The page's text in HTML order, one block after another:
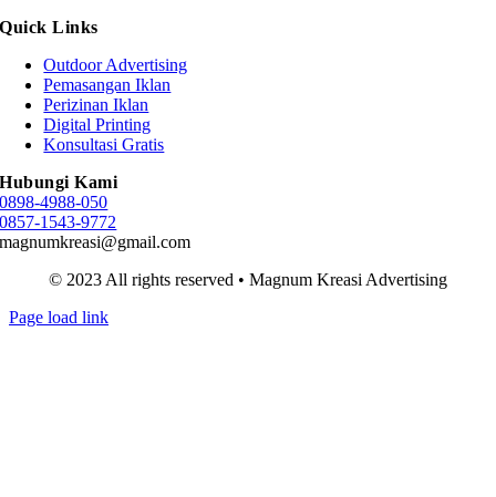
Quick Links
Outdoor Advertising
Pemasangan Iklan
Perizinan Iklan
Digital Printing
Konsultasi Gratis
Hubungi Kami
0898-4988-050
0857-1543-9772
magnumkreasi@gmail.com
© 2023 All rights reserved • Magnum Kreasi Advertising
Page load link